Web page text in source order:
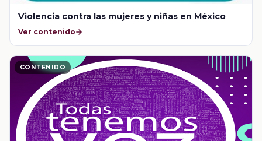
Violencia contra las mujeres y niñas en México
Ver contenido
CONTENIDO